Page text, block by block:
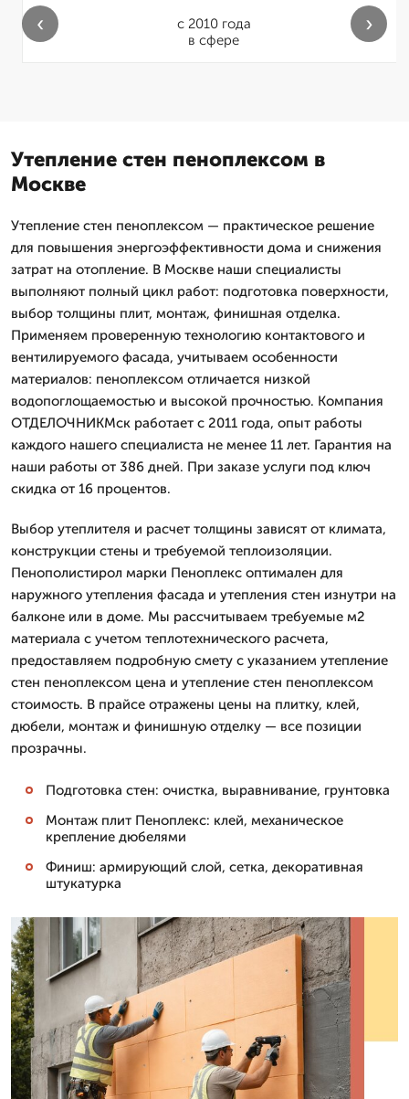
с 2010 года
в сфере
‹ ›
Утепление стен пеноплексом в
Москве
Утепление стен пеноплексом — практическое решение
для повышения энергоэффективности дома и снижения
затрат на отопление. В Москве наши специалисты
выполняют полный цикл работ: подготовка поверхности,
выбор толщины плит, монтаж, финишная отделка.
Применяем проверенную технологию контактового и
вентилируемого фасада, учитываем особенности
материалов: пеноплексом отличается низкой
водопоглощаемостью и высокой прочностью. Компания
ОТДЕЛОЧНИКМск работает с 2011 года, опыт работы
каждого нашего специалиста не менее 11 лет. Гарантия на
наши работы от 386 дней. При заказе услуги под ключ
скидка от 16 процентов.
Выбор утеплителя и расчет толщины зависят от климата,
конструкции стены и требуемой теплоизоляции.
Пенополистирол марки Пеноплекс оптимален для
наружного утепления фасада и утепления стен изнутри на
балконе или в доме. Мы рассчитываем требуемые м2
материала с учетом теплотехнического расчета,
предоставляем подробную смету с указанием утепление
стен пеноплексом цена и утепление стен пеноплексом
стоимость. В прайсе отражены цены на плитку, клей,
дюбели, монтаж и финишную отделку — все позиции
прозрачны.
Подготовка стен: очистка, выравнивание, грунтовка
Монтаж плит Пеноплекс: клей, механическое
крепление дюбелями
Финиш: армирующий слой, сетка, декоративная
штукатурка